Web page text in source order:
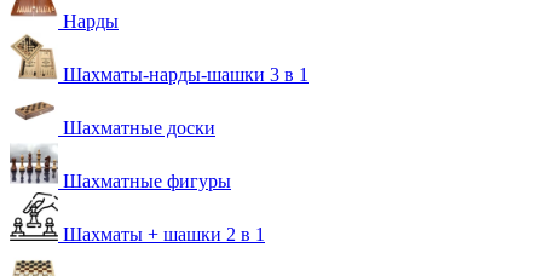
Нарды
Шахматы-нарды-шашки 3 в 1
Шахматные доски
Шахматные фигуры
Шахматы + шашки 2 в 1